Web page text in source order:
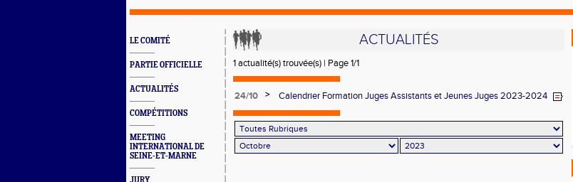
LE COMITÉ
PARTIE OFFICIELLE
ACTUALITÉS
COMPÉTITIONS
MEETING
INTERNATIONAL DE
SEINE-ET-MARNE
ACTUALITÉS
1 actualité(s) trouvée(s) | Page 1/1
24/10 > Calendrier Formation Juges Assistants et Jeunes Juges 2023-2024